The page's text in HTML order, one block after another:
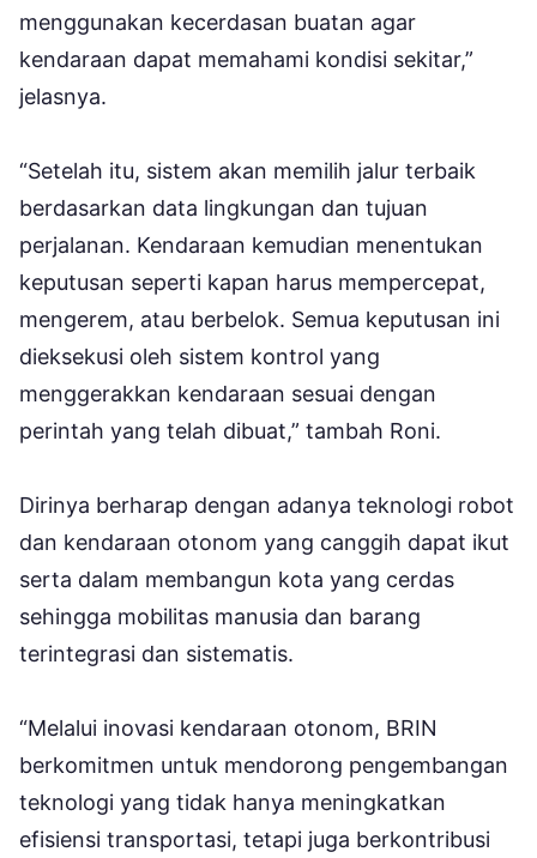
menggunakan kecerdasan buatan agar
kendaraan dapat memahami kondisi sekitar,”
jelasnya.
“Setelah itu, sistem akan memilih jalur terbaik
berdasarkan data lingkungan dan tujuan
perjalanan. Kendaraan kemudian menentukan
keputusan seperti kapan harus mempercepat,
mengerem, atau berbelok. Semua keputusan ini
dieksekusi oleh sistem kontrol yang
menggerakkan kendaraan sesuai dengan
perintah yang telah dibuat,” tambah Roni.
Dirinya berharap dengan adanya teknologi robot
dan kendaraan otonom yang canggih dapat ikut
serta dalam membangun kota yang cerdas
sehingga mobilitas manusia dan barang
terintegrasi dan sistematis.
“Melalui inovasi kendaraan otonom, BRIN
berkomitmen untuk mendorong pengembangan
teknologi yang tidak hanya meningkatkan
efisiensi transportasi, tetapi juga berkontribusi